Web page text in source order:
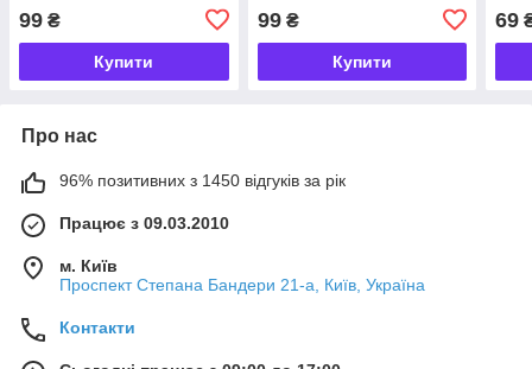
99 ₴
Купити
99₴
Купити
69
Про нас
96% позитивних з 1450 відгуків за рік
Працює з 09.03.2010
м. Київ
Проспект Степана Бандери 21-а, Київ, Україна
Контакти